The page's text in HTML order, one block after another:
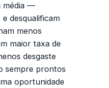
média —
desqualificam
menos
maior taxa de
desgaste
sempre prontos
oportunidade